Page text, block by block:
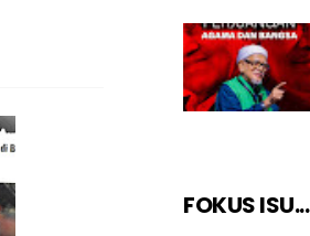
FOKUS ISU...